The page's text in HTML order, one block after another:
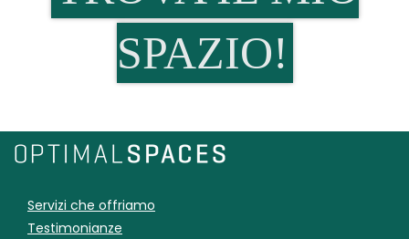
SPAZIO!
Servizi che offriamo
Testimonianze